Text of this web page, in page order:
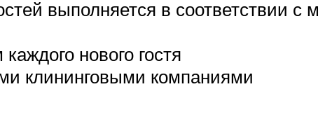
выполняется в соответствии с
нового гостя
клининговыми компаниями